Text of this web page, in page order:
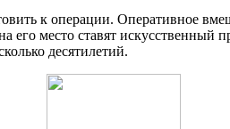
к операции. Оперативное
место ставят
десятилетий.